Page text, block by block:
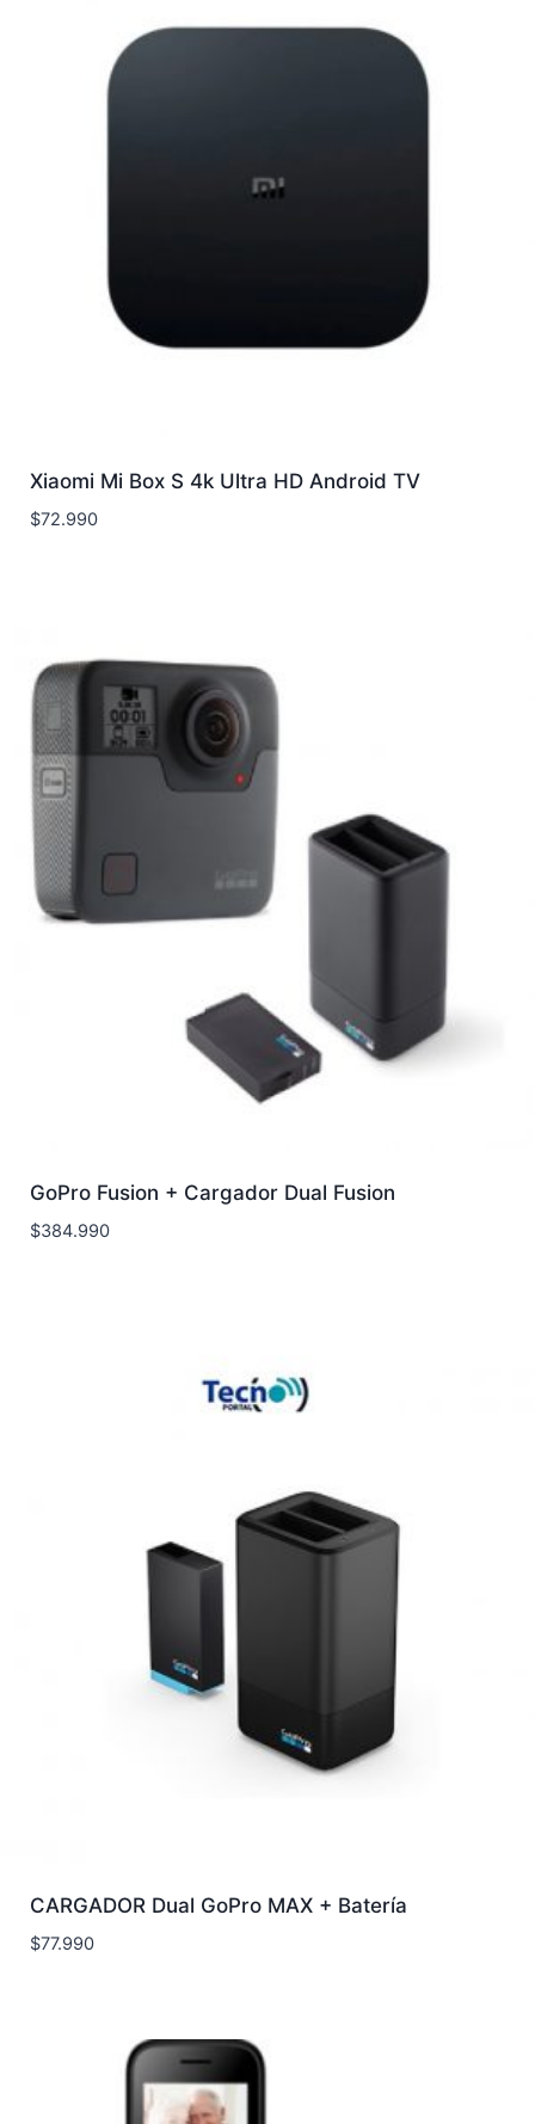
Xiaomi Mi Box S 4k Ultra HD Android TV
$72.990
GoPro Fusion + Cargador Dual Fusion
$384.990
CARGADOR Dual GoPro MAX + Batería
$77.990